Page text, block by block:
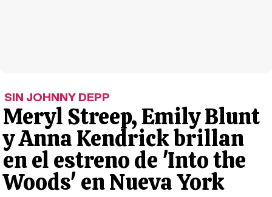
SIN JOHNNY DEPP
Meryl Streep, Emily Blunt
y Anna Kendrick brillan
en el estreno de 'Into the
Woods' en Nueva York